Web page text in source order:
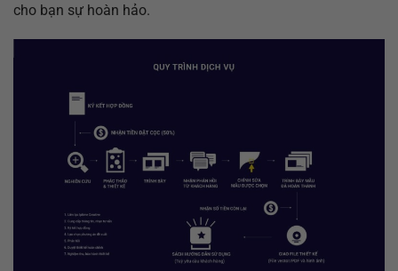
cho bạn sự hoàn hảo.